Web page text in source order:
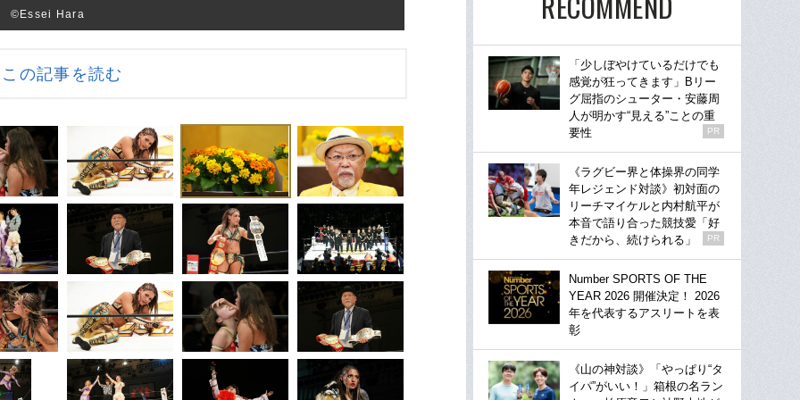
©Essei Hara
この記事を読む
「少しぼやけているだけでも
感覚が狂ってきます」Bリー
グ屈指のシューター・安藤周
人が明かす“見える”ことの重
要性
PR
《ラグビー界と体操界の同学
年レジェンド対談》初対面の
リーチマイケルと内村航平が
本音で語り合った競技愛「好
きだから、続けられる」
PR
Number SPORTS OF THE
YEAR 2026 開催決定！ 2026
年を代表するアスリートを表
彰
《山の神対談》「やっぱり“タ
イパ”がいい！」箱根の名ラン